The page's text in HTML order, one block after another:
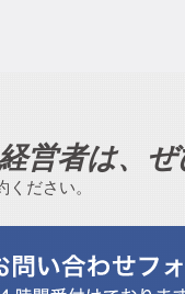
営者は、ぜ
ださい。